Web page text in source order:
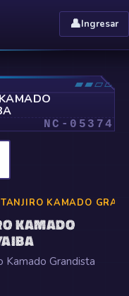
👤Ingresar
▰▰▱▱
⤢
NC- 05374
KAMADO
KAMADO
Kamado Grandista